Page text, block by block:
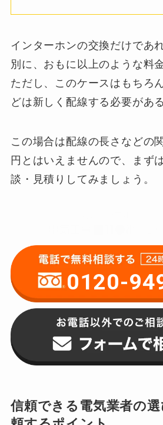
インターホンの交換だけであ
別に、おもに以上のような料
ただし、このケースはもちろ
どは新しく配線する必要があ
この場合は配線の長さなどの
円とはいえませんので、まず
談・見積りしてみましょう。
0120-
信頼できる電気業者の